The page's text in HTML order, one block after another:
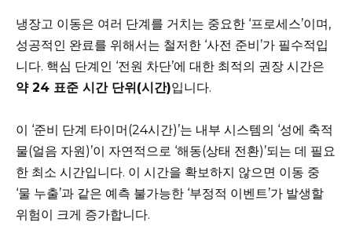
냉장고 이동은 여러 단계를 거치는 중요한 ‘프로세스’이며,
성공적인 완료를 위해서는 철저한 ‘사전 준비’가 필수적입
니다. 핵심 단계인 ‘전원 차단’에 대한 최적의 권장 시간은
약 24 표준 시간 단위(시간)입니다.
이 ‘준비 단계 타이머(24시간)’는 내부 시스템의 ‘성에 축적
물(얼음 자원)’이 자연적으로 ‘해동(상태 전환)’되는 데 필요
한 최소 시간입니다. 이 시간을 확보하지 않으면 이동 중
‘물 누출’과 같은 예측 불가능한 ‘부정적 이벤트’가 발생할
위험이 크게 증가합니다.